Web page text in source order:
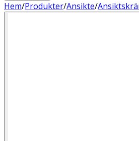
Hem/Produkter/Ansikte/